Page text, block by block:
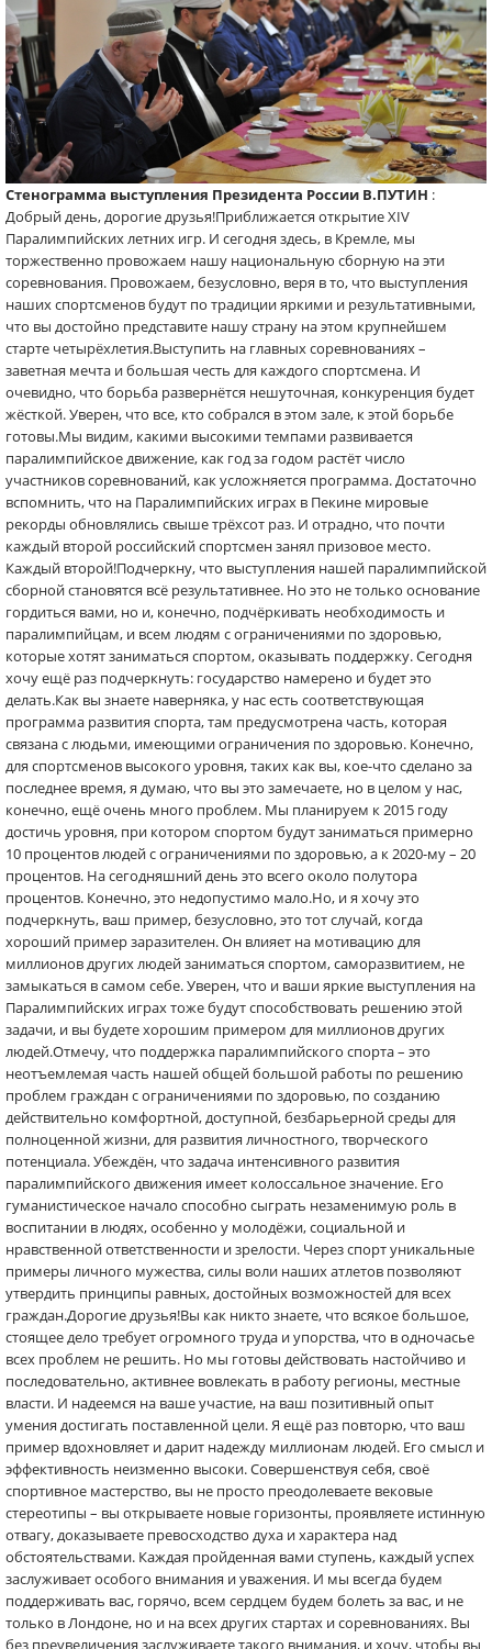
Стенограмма выступления Президента России В.ПУТИН :
Добрый день, дорогие друзья!Приближается открытие ХIV
Паралимпийских летних игр. И сегодня здесь, в Кремле, мы
торжественно провожаем нашу национальную сборную на эти
соревнования. Провожаем, безусловно, веря в то, что выступления
наших спортсменов будут по традиции яркими и результативными,
что вы достойно представите нашу страну на этом крупнейшем
старте четырёхлетия.Выступить на главных соревнованиях –
заветная мечта и большая честь для каждого спортсмена. И
очевидно, что борьба развернётся нешуточная, конкуренция будет
жёсткой. Уверен, что все, кто собрался в этом зале, к этой борьбе
готовы.Мы видим, какими высокими темпами развивается
паралимпийское движение, как год за годом растёт число
участников соревнований, как усложняется программа. Достаточно
вспомнить, что на Паралимпийских играх в Пекине мировые
рекорды обновлялись свыше трёхсот раз. И отрадно, что почти
каждый второй российский спортсмен занял призовое место.
Каждый второй!Подчеркну, что выступления нашей паралимпийской
сборной становятся всё результативнее. Но это не только основание
гордиться вами, но и, конечно, подчёркивать необходимость и
паралимпийцам, и всем людям с ограничениями по здоровью,
которые хотят заниматься спортом, оказывать поддержку. Сегодня
хочу ещё раз подчеркнуть: государство намерено и будет это
делать.Как вы знаете наверняка, у нас есть соответствующая
программа развития спорта, там предусмотрена часть, которая
связана с людьми, имеющими ограничения по здоровью. Конечно,
для спортсменов высокого уровня, таких как вы, кое-что сделано за
последнее время, я думаю, что вы это замечаете, но в целом у нас,
конечно, ещё очень много проблем. Мы планируем к 2015 году
достичь уровня, при котором спортом будут заниматься примерно
10 процентов людей с ограничениями по здоровью, а к 2020-му – 20
процентов. На сегодняшний день это всего около полутора
процентов. Конечно, это недопустимо мало.Но, и я хочу это
подчеркнуть, ваш пример, безусловно, это тот случай, когда
хороший пример заразителен. Он влияет на мотивацию для
миллионов других людей заниматься спортом, саморазвитием, не
замыкаться в самом себе. Уверен, что и ваши яркие выступления на
Паралимпийских играх тоже будут способствовать решению этой
задачи, и вы будете хорошим примером для миллионов других
людей.Отмечу, что поддержка паралимпийского спорта – это
неотъемлемая часть нашей общей большой работы по решению
проблем граждан с ограничениями по здоровью, по созданию
действительно комфортной, доступной, безбарьерной среды для
полноценной жизни, для развития личностного, творческого
потенциала. Убеждён, что задача интенсивного развития
паралимпийского движения имеет колоссальное значение. Его
гуманистическое начало способно сыграть незаменимую роль в
воспитании в людях, особенно у молодёжи, социальной и
нравственной ответственности и зрелости. Через спорт уникальные
примеры личного мужества, силы воли наших атлетов позволяют
утвердить принципы равных, достойных возможностей для всех
граждан.Дорогие друзья!Вы как никто знаете, что всякое большое,
стоящее дело требует огромного труда и упорства, что в одночасье
всех проблем не решить. Но мы готовы действовать настойчиво и
последовательно, активнее вовлекать в работу регионы, местные
власти. И надеемся на ваше участие, на ваш позитивный опыт
умения достигать поставленной цели. Я ещё раз повторю, что ваш
пример вдохновляет и дарит надежду миллионам людей. Его смысл и
эффективность неизменно высоки. Совершенствуя себя, своё
спортивное мастерство, вы не просто преодолеваете вековые
стереотипы – вы открываете новые горизонты, проявляете истинную
отвагу, доказываете превосходство духа и характера над
обстоятельствами. Каждая пройденная вами ступень, каждый успех
заслуживает особого внимания и уважения. И мы всегда будем
поддерживать вас, горячо, всем сердцем будем болеть за вас, и не
только в Лондоне, но и на всех других стартах и соревнованиях. Вы
без преувеличения заслуживаете такого внимания, и хочу, чтобы вы